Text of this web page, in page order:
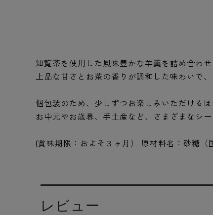
知覧茶を使用した風味豊かな羊羹を詰め合わせ
上品な甘さとお茶の香りが調和した味わいで
個包装のため、少しずつお楽しみいただける
お中元やお歳暮、手土産など、さまざまなシ
(賞味期限：およそ３ヶ月） 原材料名：砂糖
レビュー